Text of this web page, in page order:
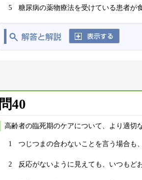
5 糖尿病の薬物療法を受けている患者が
問40
高齢者の臨死期のケアについて、より適切
1 つじつまの合わないことを言う場合も
2 反応がないように見えても、いつもど